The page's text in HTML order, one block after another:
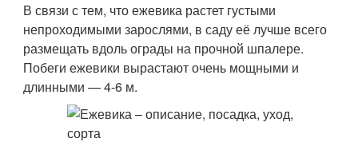
В связи с тем, что ежевика растет густыми
непроходимыми зарослями, в саду её лучше всего
размещать вдоль ограды на прочной шпалере.
Побеги ежевики вырастают очень мощными и
длинными — 4-6 м.